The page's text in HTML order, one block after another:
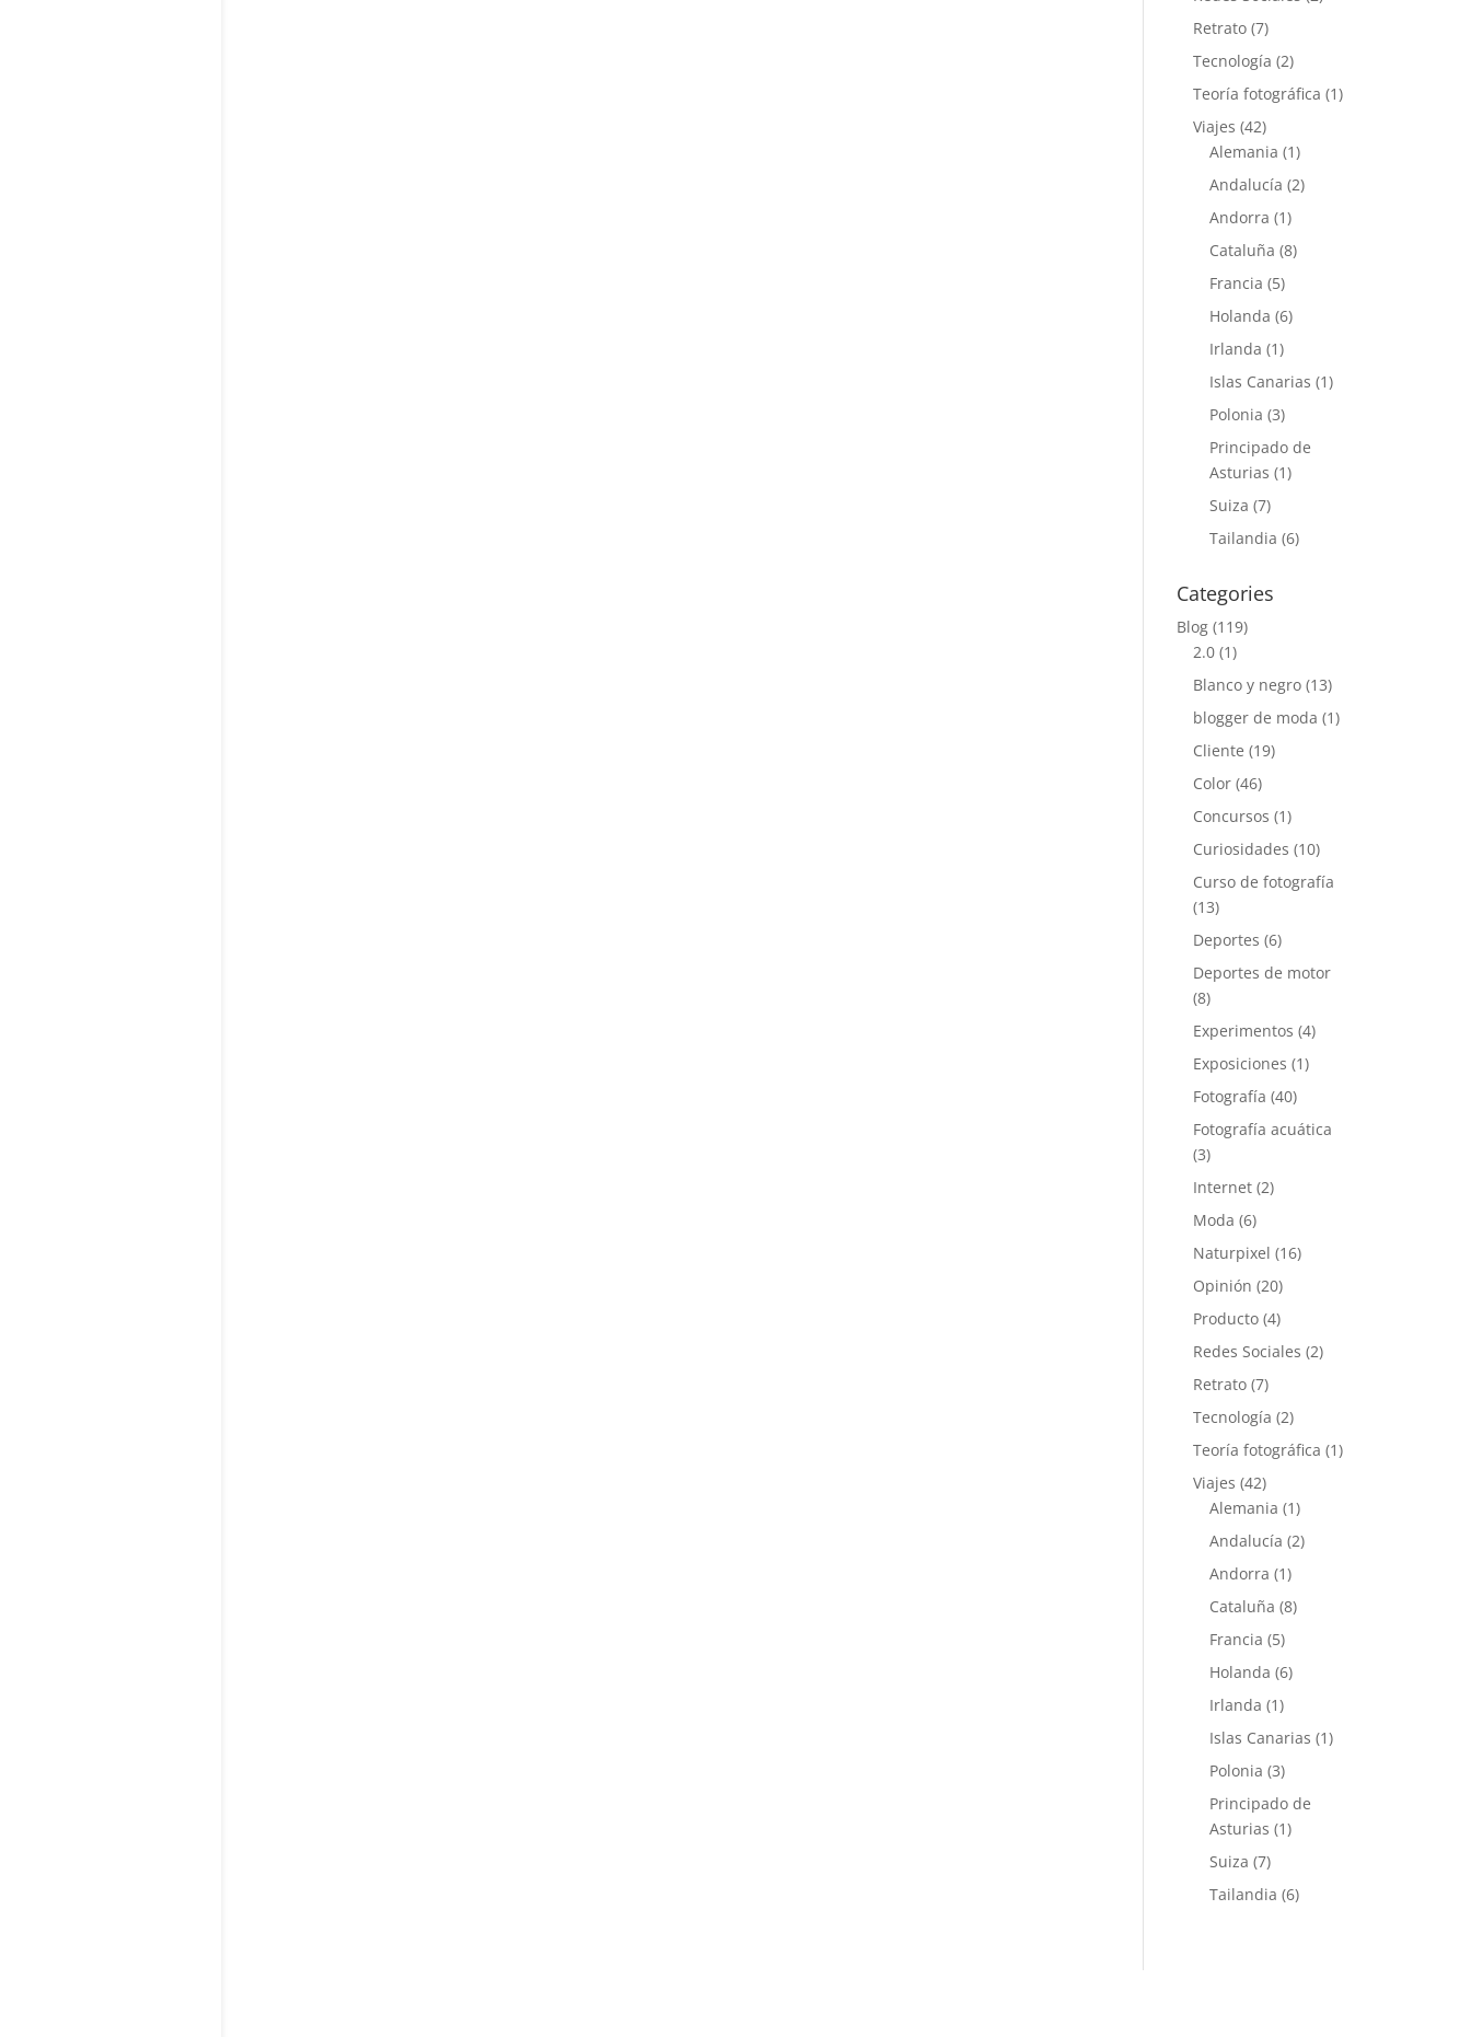
Retrato (7)
Tecnología (2)
Teoría fotográfica (1)
Viajes (42)
Alemania (1)
Andalucía (2)
Andorra (1)
Cataluña (8)
Francia (5)
Holanda (6)
Irlanda (1)
Islas Canarias (1)
Polonia (3)
Principado de
Asturias (1)
Suiza (7)
Tailandia (6)
Categories
Blog (119)
2.0 (1)
Blanco y negro (13)
blogger de moda (1)
Cliente (19)
Color (46)
Concursos (1)
Curiosidades (10)
Curso de fotografía
(13)
Deportes (6)
Deportes de motor
(8)
Experimentos (4)
Exposiciones (1)
Fotografía (40)
Fotografía acuática
(3)
Internet (2)
Moda (6)
Naturpixel (16)
Opinión (20)
Producto (4)
Redes Sociales (2)
Retrato (7)
Tecnología (2)
Teoría fotográfica (1)
Viajes (42)
Alemania (1)
Andalucía (2)
Andorra (1)
Cataluña (8)
Francia (5)
Holanda (6)
Irlanda (1)
Islas Canarias (1)
Polonia (3)
Principado de
Asturias (1)
Suiza (7)
Tailandia (6)